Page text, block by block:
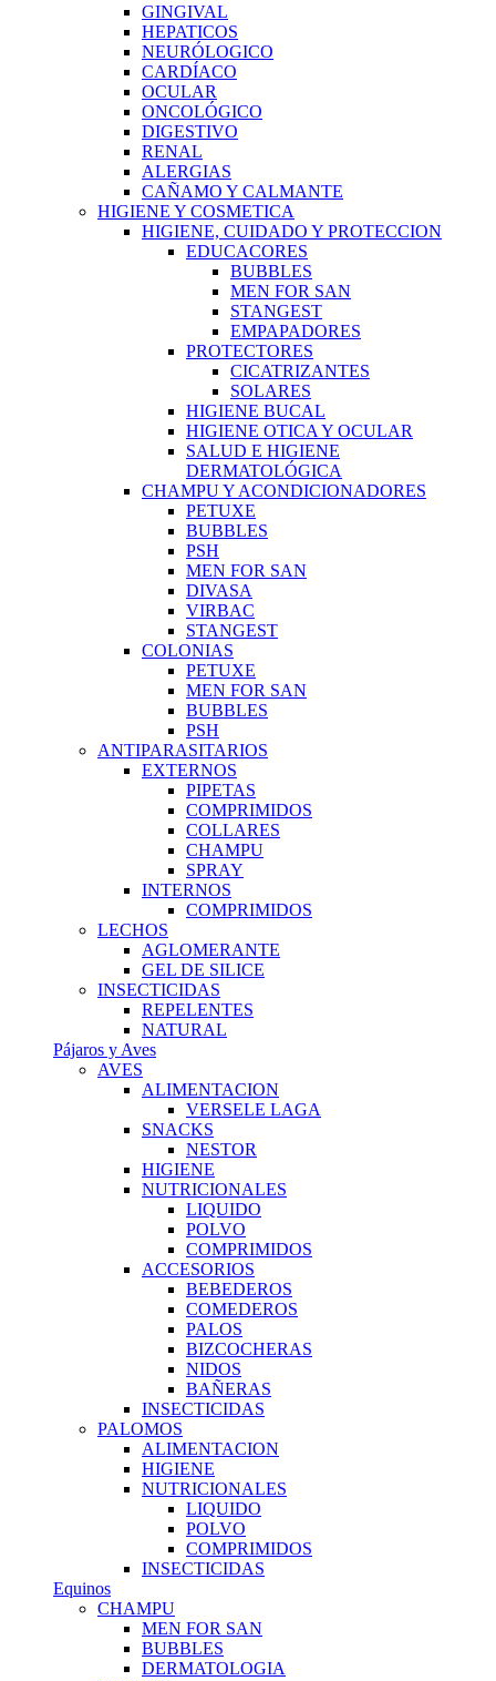
GINGIVAL
HEPATICOS
NEURÓLOGICO
CARDÍACO
OCULAR
ONCOLÓGICO
DIGESTIVO
RENAL
ALERGIAS
CAÑAMO Y CALMANTE
HIGIENE Y COSMETICA
HIGIENE, CUIDADO Y PROTECCION
EDUCACORES
BUBBLES
MEN FOR SAN
STANGEST
EMPAPADORES
PROTECTORES
CICATRIZANTES
SOLARES
HIGIENE BUCAL
HIGIENE OTICA Y OCULAR
SALUD E HIGIENE
DERMATOLÓGICA
CHAMPU Y ACONDICIONADORES
PETUXE
BUBBLES
PSH
MEN FOR SAN
DIVASA
VIRBAC
STANGEST
COLONIAS
PETUXE
MEN FOR SAN
BUBBLES
PSH
ANTIPARASITARIOS
EXTERNOS
PIPETAS
COMPRIMIDOS
COLLARES
CHAMPU
SPRAY
INTERNOS
COMPRIMIDOS
LECHOS
AGLOMERANTE
GEL DE SILICE
INSECTICIDAS
REPELENTES
NATURAL
Pájaros y Aves
AVES
ALIMENTACION
VERSELE LAGA
SNACKS
NESTOR
HIGIENE
NUTRICIONALES
LIQUIDO
POLVO
COMPRIMIDOS
ACCESORIOS
BEBEDEROS
COMEDEROS
PALOS
BIZCOCHERAS
NIDOS
BAÑERAS
INSECTICIDAS
PALOMOS
ALIMENTACION
HIGIENE
NUTRICIONALES
LIQUIDO
POLVO
COMPRIMIDOS
INSECTICIDAS
Equinos
CHAMPU
MEN FOR SAN
BUBBLES
DERMATOLOGIA